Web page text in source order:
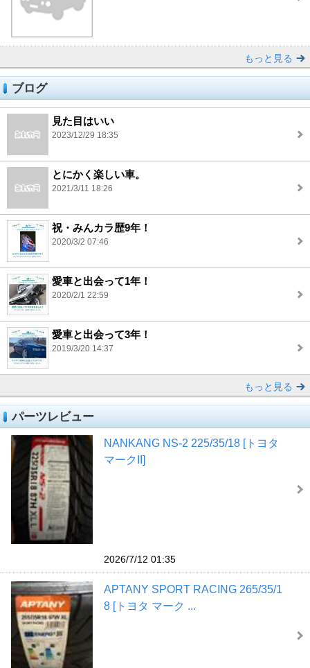
もっと見る
ブログ
見た目はいい
2023/12/29 18:35
とにかく楽しい車。
2021/3/11 18:26
祝・みんカラ歴9年！
2020/3/2 07:46
愛車と出会って1年！
2020/2/1 22:59
愛車と出会って3年！
2019/3/20 14:37
もっと見る
パーツレビュー
NANKANG NS-2 225/35/18 [トヨタ
マークII]
2026/7/12 01:35
APTANY SPORT RACING 265/35/1
8 [トヨタ マーク ...